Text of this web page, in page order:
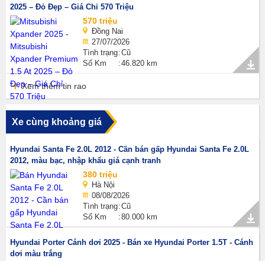
2025 – Đỏ Đẹp – Giá Chỉ 570 Triệu
570 triệu
Đồng Nai
27/07/2026
Tình trạng Cũ
Số Km
46.820 km
Xem thêm tin rao
Xe cùng khoảng giá
Hyundai Santa Fe 2.0L 2012 - Cần bán gấp Hyundai Santa Fe 2.0L
2012, màu bạc, nhập khẩu giá cạnh tranh
380 triệu
Hà Nội
08/08/2026
Tình trạng Cũ
Số Km
80.000 km
Hyundai Porter Cánh dơi 2025 - Bán xe Hyundai Porter 1.5T - Cánh
dơi màu trắng